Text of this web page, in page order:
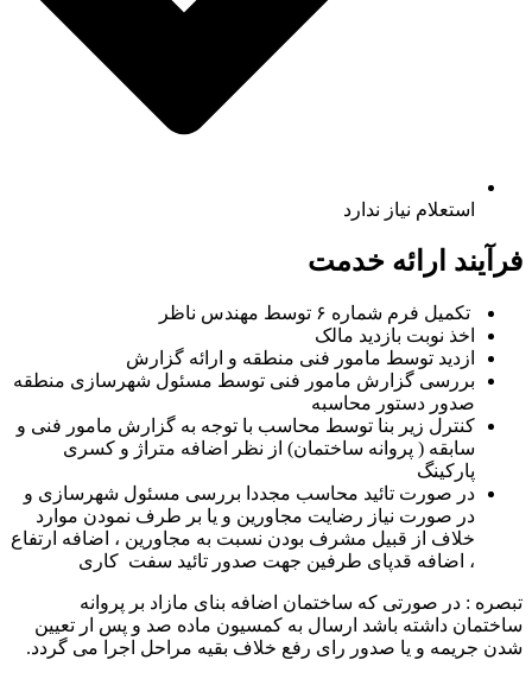
استعلام نیاز ندارد
فرآیند ارائه خدمت
تکمیل فرم شماره ۶ توسط مهندس ناظر
اخذ نوبت بازدید مالک
ازدید توسط مامور فنی منطقه و ارائه گزارش
بررسی گزارش مامور فنی توسط مسئول شهرسازی منطقه
صدور دستور محاسبه
کنترل زیر بنا توسط محاسب با توجه به گزارش مامور فنی و
سابقه ( پروانه ساختمان) از نظر اضافه متراژ و کسری
پارکینگ
در صورت تائید محاسب مجددا بررسی مسئول شهرسازی و
در صورت نیاز رضایت مجاورین و یا بر طرف نمودن موارد
خلاف از قبیل مشرف بودن نسبت به مجاورین ، اضافه ارتفاع
، اضافه قدپای طرفین جهت صدور تائید سفت کاری
تبصره : در صورتی که ساختمان اضافه بنای مازاد بر پروانه
ساختمان داشته باشد ارسال به کمسیون ماده صد و پس ار تعیین
شدن جریمه و یا صدور رای رفع خلاف بقیه مراحل اجرا می گردد.